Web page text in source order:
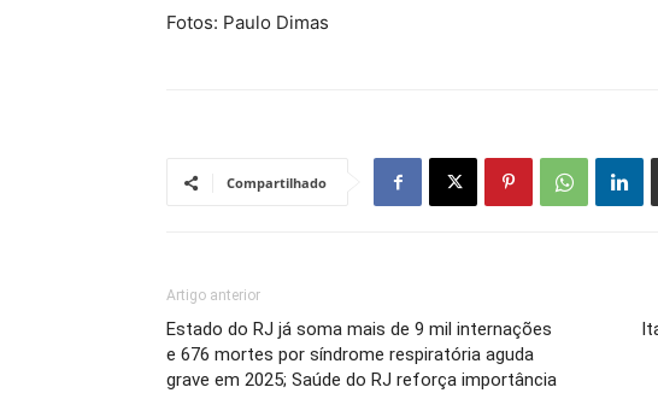
Fotos: Paulo Dimas
Compartilhado
Artigo anterior
Estado do RJ já soma mais de 9 mil internações
e 676 mortes por síndrome respiratória aguda
grave em 2025; Saúde do RJ reforça importância